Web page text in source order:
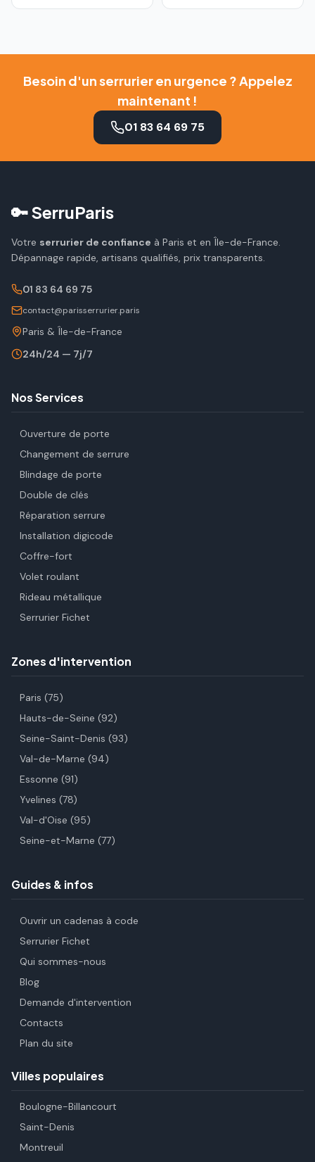
Besoin d'un serrurier en urgence ? Appelez
maintenant !
01 83 64 69 75
🔑 SerruParis
Votre serrurier de confiance à Paris et en Île-de-France.
Dépannage rapide, artisans qualifiés, prix transparents.
01 83 64 69 75
contact@parisserrurier.paris
Paris & Île-de-France
24h/24 — 7j/7
Nos Services
Ouverture de porte
Changement de serrure
Blindage de porte
Double de clés
Réparation serrure
Installation digicode
Coffre-fort
Volet roulant
Rideau métallique
Serrurier Fichet
Zones d'intervention
Paris (75)
Hauts-de-Seine (92)
Seine-Saint-Denis (93)
Val-de-Marne (94)
Essonne (91)
Yvelines (78)
Val-d'Oise (95)
Seine-et-Marne (77)
Guides & infos
Ouvrir un cadenas à code
Serrurier Fichet
Qui sommes-nous
Blog
Demande d'intervention
Contacts
Plan du site
Villes populaires
Boulogne-Billancourt
Saint-Denis
Montreuil